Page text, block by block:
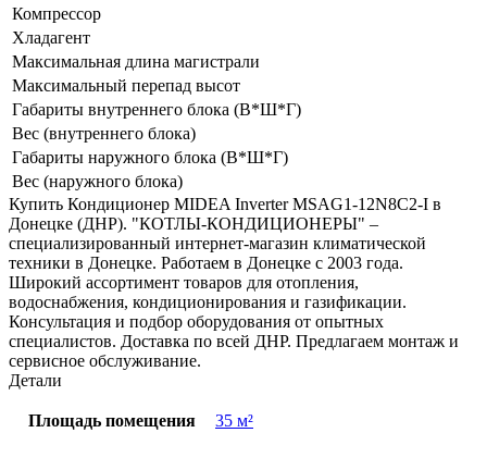
Компрессор
Хладагент
Максимальная длина магистрали
Максимальный перепад высот
Габариты внутреннего блока (В*Ш*Г)
Вес (внутреннего блока)
Габариты наружного блока (В*Ш*Г)
Вес (наружного блока)
Купить Кондиционер MIDEA Inverter MSAG1-12N8C2-I в
Донецке (ДНР). "КОТЛЫ-КОНДИЦИОНЕРЫ" –
специализированный интернет-магазин климатической
техники в Донецке. Работаем в Донецке с 2003 года.
Широкий ассортимент товаров для отопления,
водоснабжения, кондиционирования и газификации.
Консультация и подбор оборудования от опытных
специалистов. Доставка по всей ДНР. Предлагаем монтаж и
сервисное обслуживание.
Детали
Площадь помещения 35 м²